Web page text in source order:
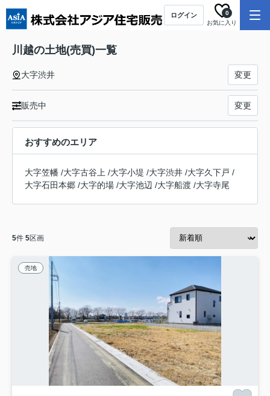
ログイン
お気に入り
0
川越の土地(売買)一覧
大字渋井 変更
販売中 変更
おすすめのエリア
大字笠幡 /大字古谷上 /大字小堤 /大字渋井 /大字久下戸 /
大字石田本郷 /大字的場 /大字池辺 /大字船渡 /大字寺尾
5件 5区画
売地